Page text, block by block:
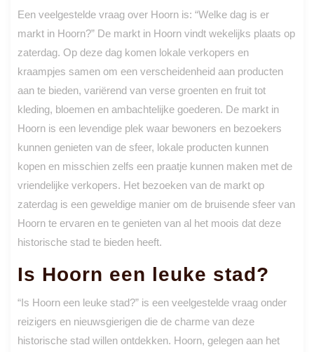
Een veelgestelde vraag over Hoorn is: “Welke dag is er
markt in Hoorn?” De markt in Hoorn vindt wekelijks plaats op
zaterdag. Op deze dag komen lokale verkopers en
kraampjes samen om een verscheidenheid aan producten
aan te bieden, variërend van verse groenten en fruit tot
kleding, bloemen en ambachtelijke goederen. De markt in
Hoorn is een levendige plek waar bewoners en bezoekers
kunnen genieten van de sfeer, lokale producten kunnen
kopen en misschien zelfs een praatje kunnen maken met de
vriendelijke verkopers. Het bezoeken van de markt op
zaterdag is een geweldige manier om de bruisende sfeer van
Hoorn te ervaren en te genieten van al het moois dat deze
historische stad te bieden heeft.
Is Hoorn een leuke stad?
“Is Hoorn een leuke stad?” is een veelgestelde vraag onder
reizigers en nieuwsgierigen die de charme van deze
historische stad willen ontdekken. Hoorn, gelegen aan het